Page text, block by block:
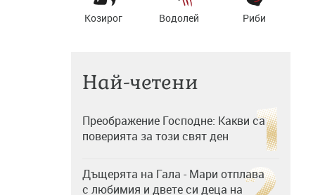
Козирог Водолей Риби
Най-четени
Преображение Господне: Какви са
поверията за този свят ден
Дъщерята на Гала - Мари отплава
с любимия и двете си деца на